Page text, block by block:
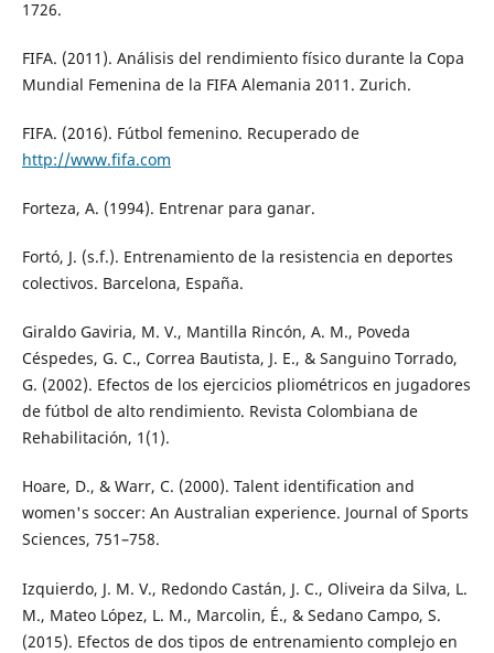
1726.
FIFA. (2011). Análisis del rendimiento físico durante la Copa
Mundial Femenina de la FIFA Alemania 2011. Zurich.
FIFA. (2016). Fútbol femenino. Recuperado de
http://www.fifa.com
Forteza, A. (1994). Entrenar para ganar.
Fortó, J. (s.f.). Entrenamiento de la resistencia en deportes
colectivos. Barcelona, España.
Giraldo Gaviria, M. V., Mantilla Rincón, A. M., Poveda
Céspedes, G. C., Correa Bautista, J. E., & Sanguino Torrado,
G. (2002). Efectos de los ejercicios pliométricos en jugadores
de fútbol de alto rendimiento. Revista Colombiana de
Rehabilitación, 1(1).
Hoare, D., & Warr, C. (2000). Talent identification and
women's soccer: An Australian experience. Journal of Sports
Sciences, 751–758.
Izquierdo, J. M. V., Redondo Castán, J. C., Oliveira da Silva, L.
M., Mateo López, L. M., Marcolin, É., & Sedano Campo, S.
(2015). Efectos de dos tipos de entrenamiento complejo en